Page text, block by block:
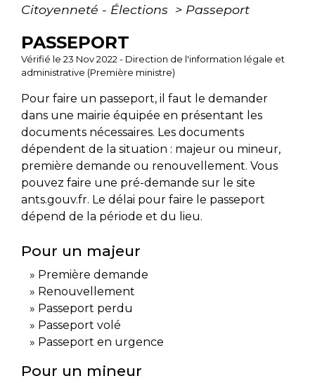
Citoyenneté - Élections > Passeport
PASSEPORT
Vérifié le 23 Nov 2022 - Direction de l'information légale et
administrative (Première ministre)
Pour faire un passeport, il faut le demander
dans une mairie équipée en présentant les
documents nécessaires. Les documents
dépendent de la situation : majeur ou mineur,
première demande ou renouvellement. Vous
pouvez faire une pré-demande sur le site
ants.gouv.fr. Le délai pour faire le passeport
dépend de la période et du lieu.
Pour un majeur
Première demande
Renouvellement
Passeport perdu
Passeport volé
Passeport en urgence
Pour un mineur